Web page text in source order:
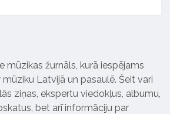
mūzikas žurnāls, kurā iespējams
Latvijā un pasaulē. Šeit vari
ziņas, ekspertu viedokļus, albumu,
bet arī informāciju par